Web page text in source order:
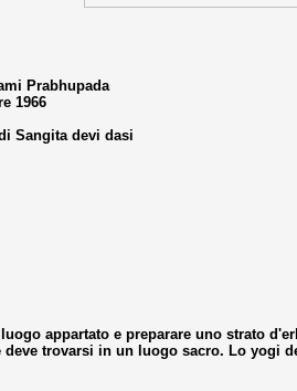
Prabhupada
1966
Sangita devi dasi
appartato e preparare uno strato
deve trovarsi in un luogo sacro. Lo